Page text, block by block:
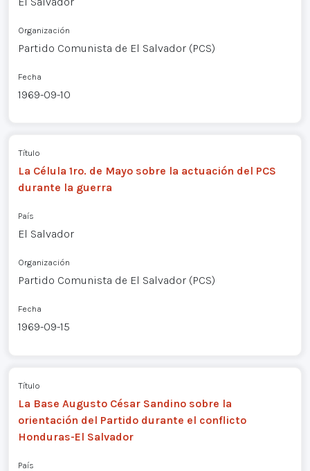
Organización
Partido Comunista de El Salvador (PCS)
Fecha
1969-09-10
Título
La Célula 1ro. de Mayo sobre la actuación del PCS
durante la guerra
País
El Salvador
Organización
Partido Comunista de El Salvador (PCS)
Fecha
1969-09-15
Título
La Base Augusto César Sandino sobre la
orientación del Partido durante el conflicto
Honduras-El Salvador
País